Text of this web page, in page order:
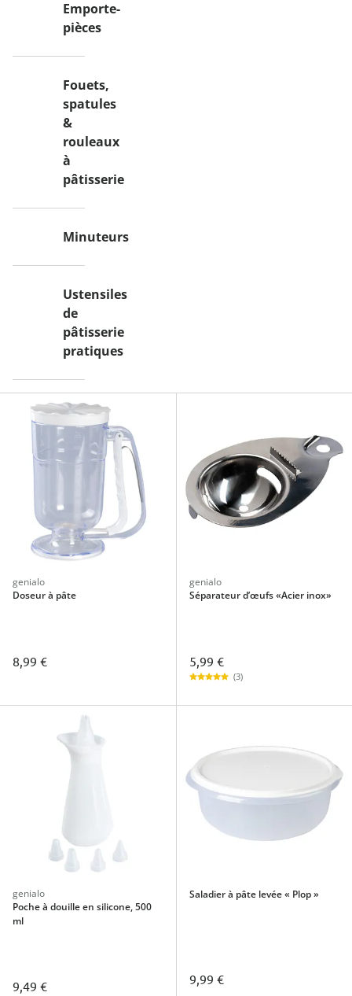
Emporte-
pièces
Fouets,
spatules
&
rouleaux
à
pâtisserie
Minuteurs
Ustensiles
de
pâtisserie
pratiques
genialo
Doseur à pâte
8,99 €
genialo
Séparateur d’œufs «Acier inox»
5,99 €
(3)
genialo
Poche à douille en silicone, 500
ml
9,49 €
Saladier à pâte levée « Plop »
9,99 €